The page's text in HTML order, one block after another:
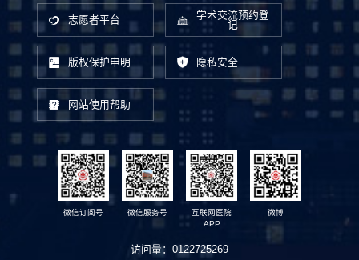
志愿者平台
学术交流预约登
记
版权保护申明 隐私安全
网站使用帮助
微信订阅号 微信服务号
互联网医院
APP
微博
访问量： 0122725269